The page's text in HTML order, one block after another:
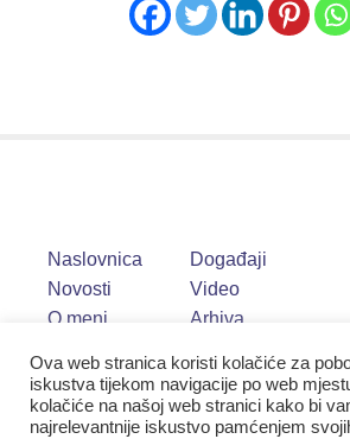
Naslovnica
Novosti
O meni
Događaji
Video
Arhiva
Ova web stranica koristi kolačiće za
iskustva tijekom navigacije po web
kolačiće na našoj web stranici kako bi
najrelevantnije iskustvo pamćenjem